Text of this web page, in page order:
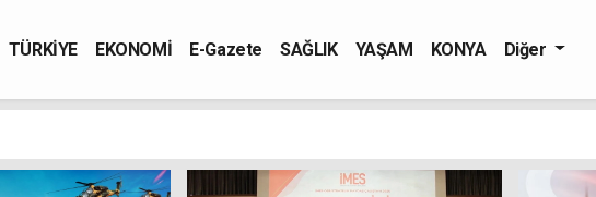
TÜRKİYE EKONOMİ E-Gazete SAĞLIK YAŞAM KONYA Diğer